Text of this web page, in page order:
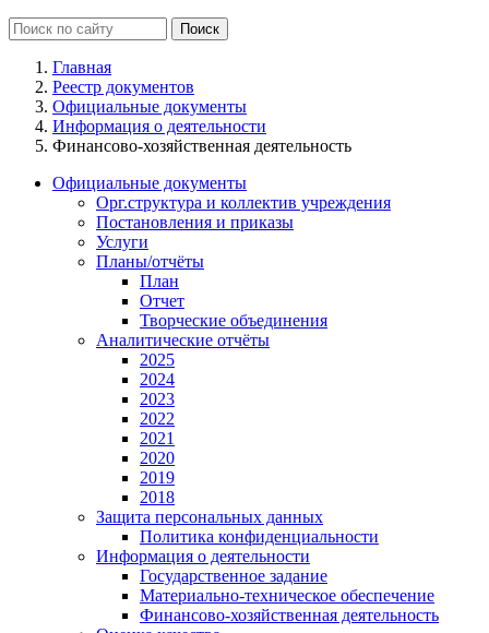
Главная
Реестр документов
Официальные документы
Информация о деятельности
Финансово-хозяйственная деятельность
Официальные документы
Орг.структура и коллектив учреждения
Постановления и приказы
Услуги
Планы/отчёты
План
Отчет
Творческие объединения
Аналитические отчёты
2025
2024
2023
2022
2021
2020
2019
2018
Защита персональных данных
Политика конфиденциальности
Информация о деятельности
Государственное задание
Материально-техническое обеспечение
Финансово-хозяйственная деятельность